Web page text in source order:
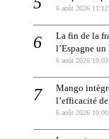
6 août 2026 11:12
La fin de la
l’Espagne
6 août 2026 10:03
Mango
l’efficacité
6 août 2026 10:00